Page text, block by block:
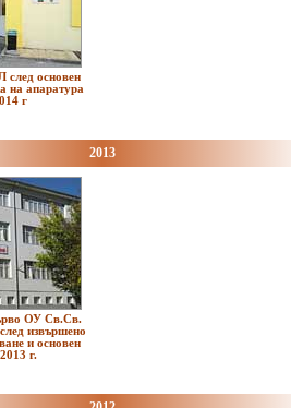
основен
на апаратура
г
2013
ОУ Св.Св.
извършено
и основен
г.